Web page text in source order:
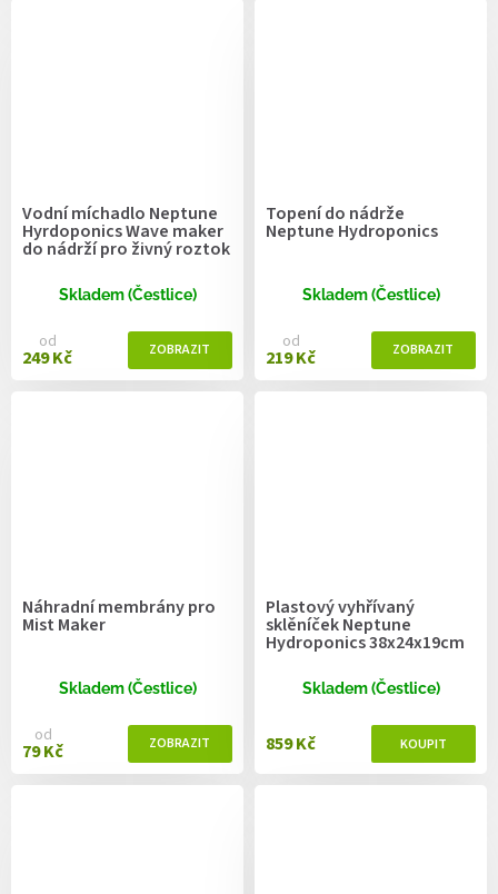
Vodní míchadlo Neptune
Hyrdoponics Wave maker
do nádrží pro živný roztok
Skladem (Čestlice)
od
249 Kč
Topení do nádrže
Neptune Hydroponics
Skladem (Čestlice)
od
219 Kč
Náhradní membrány pro
Mist Maker
Skladem (Čestlice)
od
79 Kč
Plastový vyhřívaný
sklěníček Neptune
Hydroponics 38x24x19cm
Skladem (Čestlice)
859 Kč